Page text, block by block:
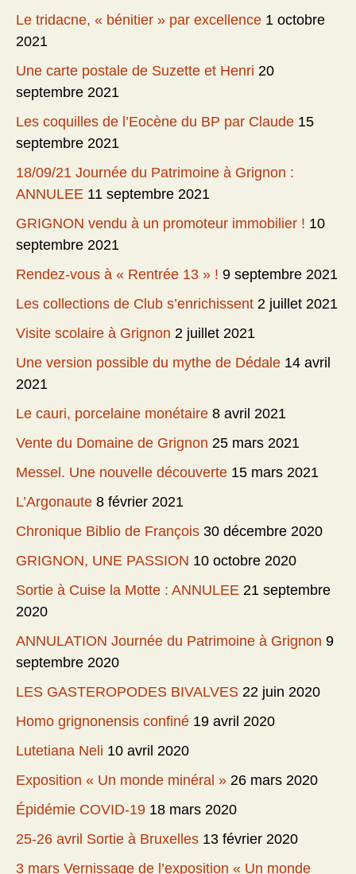
Le tridacne, « bénitier » par excellence 1 octobre
2021
Une carte postale de Suzette et Henri 20
septembre 2021
Les coquilles de l’Eocène du BP par Claude 15
septembre 2021
18/09/21 Journée du Patrimoine à Grignon :
ANNULEE 11 septembre 2021
GRIGNON vendu à un promoteur immobilier ! 10
septembre 2021
Rendez-vous à « Rentrée 13 » ! 9 septembre 2021
Les collections de Club s’enrichissent 2 juillet 2021
Visite scolaire à Grignon 2 juillet 2021
Une version possible du mythe de Dédale 14 avril
2021
Le cauri, porcelaine monétaire 8 avril 2021
Vente du Domaine de Grignon 25 mars 2021
Messel. Une nouvelle découverte 15 mars 2021
L’Argonaute 8 février 2021
Chronique Biblio de François 30 décembre 2020
GRIGNON, UNE PASSION 10 octobre 2020
Sortie à Cuise la Motte : ANNULEE 21 septembre
2020
ANNULATION Journée du Patrimoine à Grignon 9
septembre 2020
LES GASTEROPODES BIVALVES 22 juin 2020
Homo grignonensis confiné 19 avril 2020
Lutetiana Neli 10 avril 2020
Exposition « Un monde minéral » 26 mars 2020
Épidémie COVID-19 18 mars 2020
25-26 avril Sortie à Bruxelles 13 février 2020
3 mars Vernissage de l’exposition « Un monde